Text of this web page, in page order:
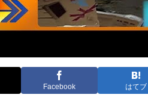
Facebook はてブ